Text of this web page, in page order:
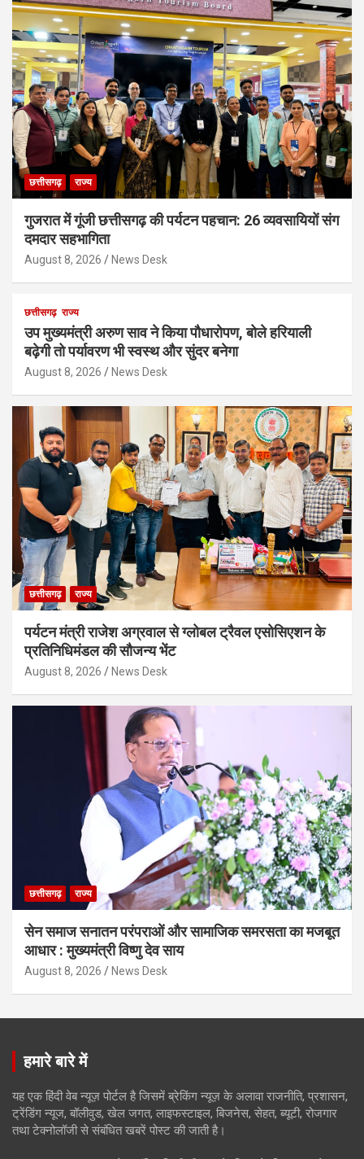
छत्तीसगढ़ राज्य
गुजरात में गूंजी छत्तीसगढ़ की पर्यटन पहचान: 26 व्यवसायियों संग
दमदार सहभागिता
August 8, 2026 News Desk
छत्तीसगढ़ राज्य
उप मुख्यमंत्री अरुण साव ने किया पौधारोपण, बोले हरियाली
बढ़ेगी तो पर्यावरण भी स्वस्थ और सुंदर बनेगा
August 8, 2026 News Desk
छत्तीसगढ़ राज्य
पर्यटन मंत्री राजेश अग्रवाल से ग्लोबल ट्रैवल एसोसिएशन के
प्रतिनिधिमंडल की सौजन्य भेंट
August 8, 2026 News Desk
छत्तीसगढ़ राज्य
सेन समाज सनातन परंपराओं और सामाजिक समरसता का मजबूत
आधार : मुख्यमंत्री विष्णु देव साय
August 8, 2026 News Desk
हमारे बारे में
यह एक हिंदी वेब न्यूज़ पोर्टल है जिसमें ब्रेकिंग न्यूज़ के अलावा राजनीति, प्रशासन,
ट्रेंडिंग न्यूज, बॉलीवुड, खेल जगत, लाइफस्टाइल, बिजनेस, सेहत, ब्यूटी, रोजगार
तथा टेक्नोलॉजी से संबंधित खबरें पोस्ट की जाती है।